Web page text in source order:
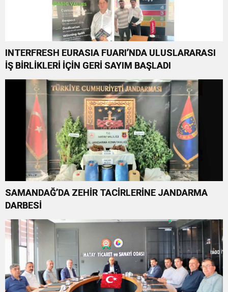
INTERFRESH EURASIA FUARI’NDA ULUSLARARASI
İŞ BİRLİKLERİ İÇİN GERİ SAYIM BAŞLADI
SAMANDAĞ’DA ZEHİR TACİRLERİNE JANDARMA
DARBESİ